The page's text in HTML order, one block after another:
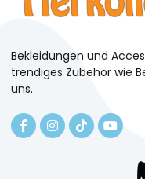
Bekleidungen und
trendiges Zubehör wie
uns.